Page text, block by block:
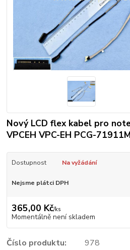
Nový LCD flex kabel pro
VPCEH VPC-EH PCG-
Dostupnost Na vyžádání
Nejsme plátci DPH
365,00 Kč/ks
Momentálně není skladem
Číslo produktu:
978